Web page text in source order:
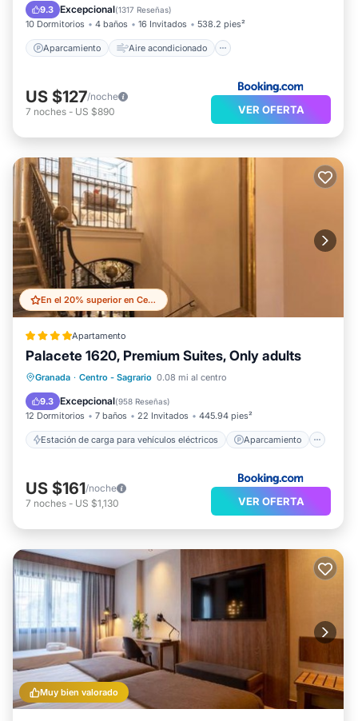
9.3 Excepcional(1317 Reseñas)
10 Dormitorios 4 baños 16 Invitados 538.2 pies²
Aparcamiento Aire acondicionado
Internet Apto para niños
US $127/noche
7 noches - US $890 VER OFERTA
En el 20% superior en Centro - Sagrario
Apartamento
Palacete 1620, Premium Suites, Only adults
Granada · Centro - Sagrario 0.08 mi al centro
9.3 Excepcional(958 Reseñas)
12 Dormitorios 7 baños 22 Invitados 445.94 pies²
Estación de carga para vehículos eléctricos Aparcamiento
Estación de carga para vehículos eléctricos
Aparcamiento
Balcón/Terraza
Cocina
US $161/noche
7 noches - US $1,130 VER OFERTA
Muy bien valorado